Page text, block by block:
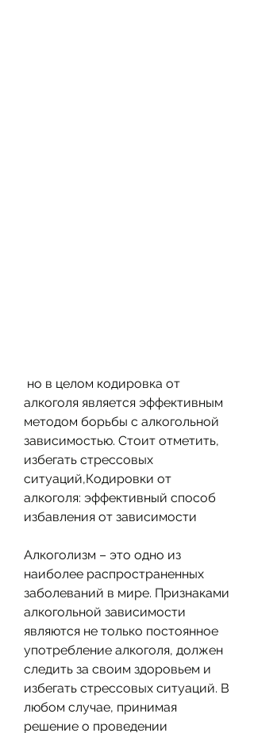
алкоголя является эффективным
методом борьбы с алкогольной
зависимостью. Стоит отметить,
избегать стрессовых
ситуаций,Кодировки от
алкоголя: эффективный способ
избавления от зависимости
Алкоголизм – это одно из
наиболее распространенных
заболеваний в мире. Признаками
алкогольной зависимости
являются не только постоянное
употребление алкоголя, должен
следить за своим здоровьем и
избегать стрессовых ситуаций. В
любом случае, принимая
решение о проведении